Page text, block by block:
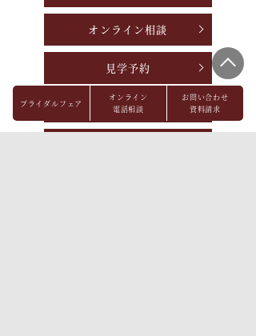
オンライン相談
見学予約
資料請求
ブライダルフェア
オンライン
電話相談
お問い合わせ
資料請求